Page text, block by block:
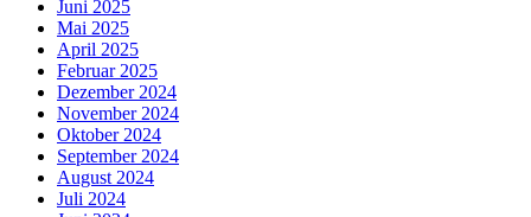
Juni 2025
Mai 2025
April 2025
Februar 2025
Dezember 2024
November 2024
Oktober 2024
September 2024
August 2024
Juli 2024